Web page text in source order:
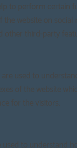
to perform certain
website on social
other third-party
used to
of the website
for the visitors.
to understand